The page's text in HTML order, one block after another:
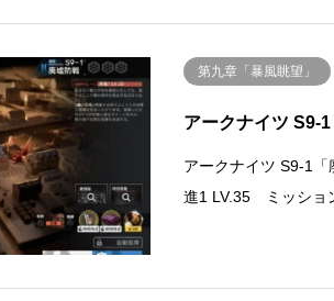
第九章「暴風眺望」
アークナイツ S9-
アークナイツ S9-1
進1 LV.35 ミッショ